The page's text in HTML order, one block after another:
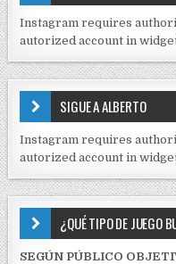
I
D
S
E
J
C
K
Instagram requires
autorized account in
SIGUE A ALBERTO
Instagram requires
autorized account in
¿QUÉ TIPO DE JUEGO
SEGÚN PÚBLICO